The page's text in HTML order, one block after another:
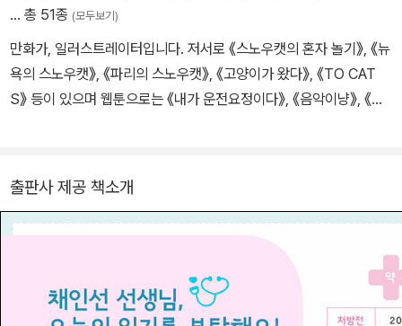
… 총 51종 (모두보기)
만화가, 일러스트레이터입니다. 저서로 《스노우캣의 혼자 놀기》, 《뉴
욕의 스노우캣》, 《파리의 스노우캣》, 《고양이가 왔다》, 《TO CAT
S》 등이 있으며 웹툰으로는 《내가 운전요정이다》, 《음악이냥》, 《옹
출판사 제공 책소개